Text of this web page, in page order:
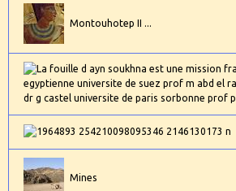
Montouhotep II ...
Mines